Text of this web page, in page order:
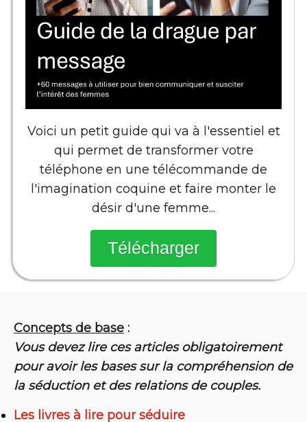
Voici un petit guide qui va à l'essentiel et
qui permet de transformer votre
téléphone en une télécommande de
l'imagination coquine et faire monter le
désir d'une femme...
Télécharger
Concepts de base :
Vous devez lire ces articles obligatoirement
pour avoir les bases sur la compréhension de
la séduction et des relations de couples.
Les livres à lire pour séduire